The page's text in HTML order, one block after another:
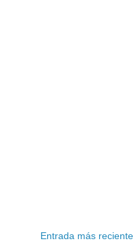
Entrada más reciente